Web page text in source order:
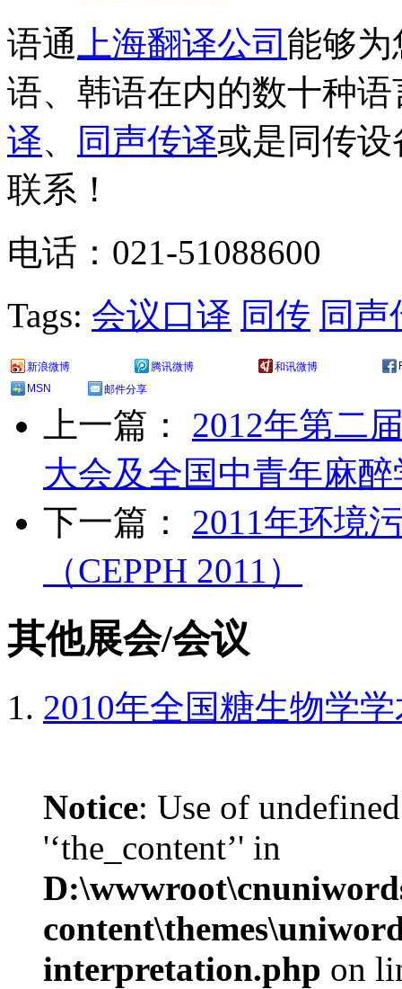
语通 上海翻译公司 能够
语、韩语在内的数十种语
译、 同声传译或是同传
联系！
电话：021-51088600
Tags: 会议口译 同传 同声
新浪微博 腾讯微博 和讯微博
MSN
邮件分享
上一篇： 2012年第二
大会及全国中青年麻
下一篇： 2011年环境
（CEPPH 2011）
其他展会/会议
2010年全国糖生物学
Notice: Use of
'‘the_content’' in
interpretation.php on